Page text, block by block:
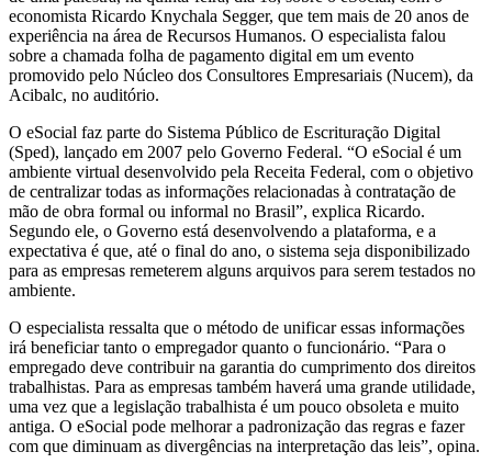
economista Ricardo Knychala Segger, que tem mais de 20 anos de
experiência na área de Recursos Humanos. O especialista falou
sobre a chamada folha de pagamento digital em um evento
promovido pelo Núcleo dos Consultores Empresariais (Nucem), da
Acibalc, no auditório.
O eSocial faz parte do Sistema Público de Escrituração Digital
(Sped), lançado em 2007 pelo Governo Federal. “O eSocial é um
ambiente virtual desenvolvido pela Receita Federal, com o objetivo
de centralizar todas as informações relacionadas à contratação de
mão de obra formal ou informal no Brasil”, explica Ricardo.
Segundo ele, o Governo está desenvolvendo a plataforma, e a
expectativa é que, até o final do ano, o sistema seja disponibilizado
para as empresas remeterem alguns arquivos para serem testados no
ambiente.
O especialista ressalta que o método de unificar essas informações
irá beneficiar tanto o empregador quanto o funcionário. “Para o
empregado deve contribuir na garantia do cumprimento dos direitos
trabalhistas. Para as empresas também haverá uma grande utilidade,
uma vez que a legislação trabalhista é um pouco obsoleta e muito
antiga. O eSocial pode melhorar a padronização das regras e fazer
com que diminuam as divergências na interpretação das leis”, opina.